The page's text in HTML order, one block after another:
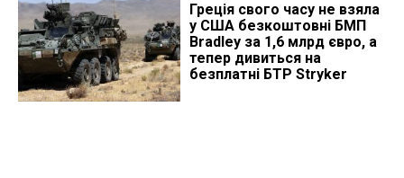
Греція свого часу не взяла
у США безкоштовні БМП
Bradley за 1,6 млрд євро, а
тепер дивиться на
безплатні БТР Stryker